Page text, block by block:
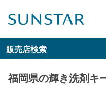
販売店検索
福岡県の輝き洗剤キ